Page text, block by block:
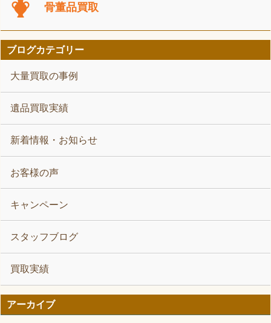
骨董品買取
ブログカテゴリー
大量買取の事例
遺品買取実績
新着情報・お知らせ
お客様の声
キャンペーン
スタッフブログ
買取実績
アーカイブ